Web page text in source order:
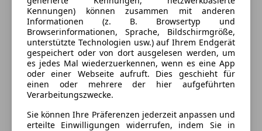
Multifunktionslenkrad
Navigationssystem
Panoramadach
Regensensor
Sitzbelüftung
Sitzheizung
Start/Stop-Automatik
Tempomat
Unterhaltung/Media
Innenausstattung Sonstige
Fahrzeugbeschreibung
Allradsystem, Automatik, Sportgetriebe,
Auffahrwarnung mit City-Anbremsfunktion,
Automatikgetriebe mit Schaltwippen,
Bowers&Wilkins Diamond Sorround Sound System,
Kennungen) können zusammen mit anderen
Informationen (z. B. Browsertyp und
Browserinformationen, Sprache, Bildschirmgröße,
unterstützte Technologien usw.) auf Ihrem Endgerät
gespeichert oder von dort ausgelesen werden, um
es jedes Mal wiederzuerkennen, wenn es eine App
oder einer Webseite aufruft. Dies geschieht für
einen oder mehrere der hier aufgeführten
Verarbeitungszwecke.
Sie können Ihre Präferenzen jederzeit anpassen und
erteilte Einwilligungen widerrufen, indem Sie in